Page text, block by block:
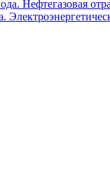
Нефтегазовая